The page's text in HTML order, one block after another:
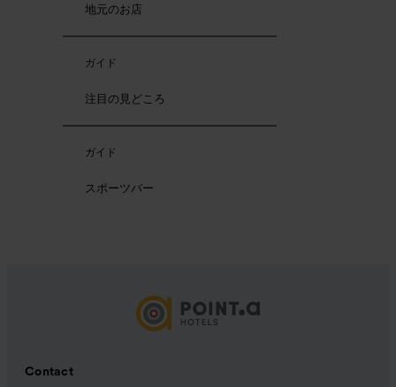
地元のお店
ガイド
注目の見どころ
ガイド
スポーツバー
Contact